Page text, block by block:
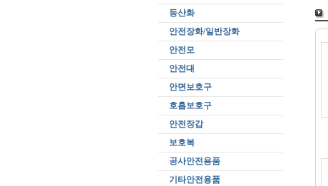
등산화
안전장화/일반장화
안전모
안전대
안면보호구
호흡보호구
안전장갑
보호복
공사안전용품
기타안전용품